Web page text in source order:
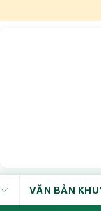
VĂN BẢN